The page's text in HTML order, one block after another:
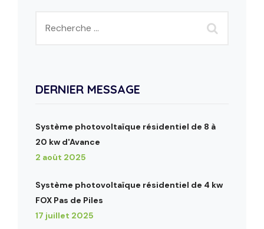
DERNIER MESSAGE
Système photovoltaïque résidentiel de 8 à
20 kw d'Avance
2 août 2025
Système photovoltaïque résidentiel de 4 kw
FOX Pas de Piles
17 juillet 2025